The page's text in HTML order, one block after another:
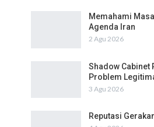
Memahami
Agenda Iran
2 Agu 2026
Shadow Cabinet
Problem
3 Agu 2026
Reputasi